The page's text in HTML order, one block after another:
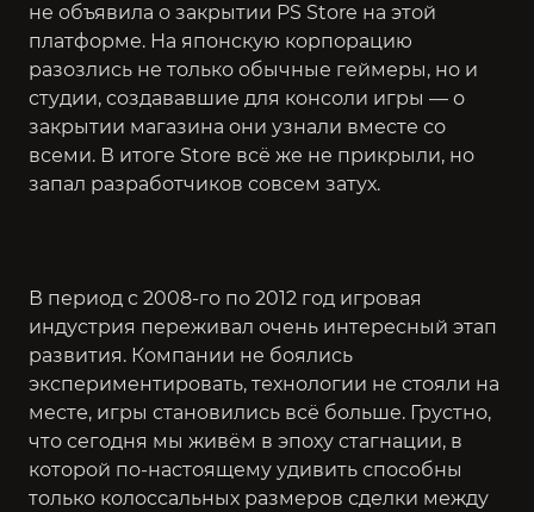
не объявила о закрытии PS Store на этой
платформе. На японскую корпорацию
разозлись не только обычные геймеры, но и
студии, создававшие для консоли игры — о
закрытии магазина они узнали вместе со
всеми. В итоге Store всё же не прикрыли, но
запал разработчиков совсем затух.
В период с 2008-го по 2012 год игровая
индустрия переживал очень интересный этап
развития. Компании не боялись
экспериментировать, технологии не стояли на
месте, игры становились всё больше. Грустно,
что сегодня мы живём в эпоху стагнации, в
которой по-настоящему удивить способны
только колоссальных размеров сделки между